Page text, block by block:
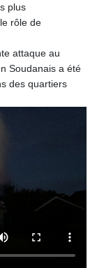
plus
rôle de
attaque au
Soudanais a été
des quartiers